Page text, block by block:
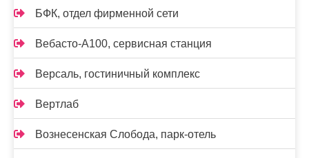
БФК, отдел фирменной сети
Вебасто-А100, сервисная станция
Версаль, гостиничный комплекс
Вертлаб
Вознесенская Слобода, парк-отель